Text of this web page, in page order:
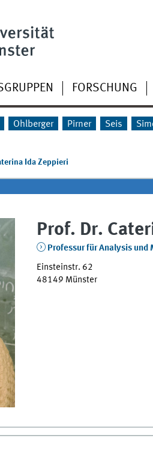
FORSCHUNG
Ohlberger Pirner Seis
Ida Zeppieri
Prof. Dr.
Professur für Analysis
Einsteinstr. 62
48149 Münster